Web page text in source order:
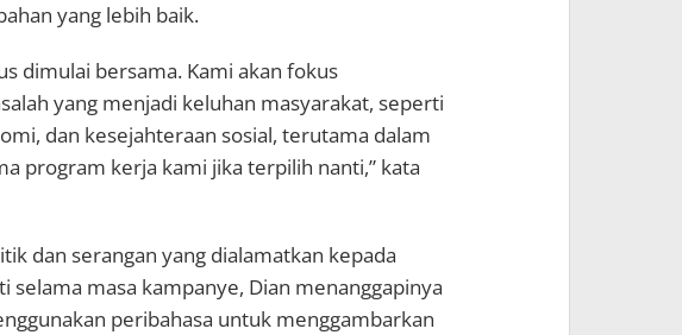
yang lebih baik.
dimulai bersama. Kami akan fokus
yang menjadi keluhan masyarakat, seperti
dan kesejahteraan sosial, terutama dalam
program kerja kami jika terpilih nanti,” kata
dan serangan yang dialamatkan kepada
selama masa kampanye, Dian menanggapinya
peribahasa untuk menggambarkan